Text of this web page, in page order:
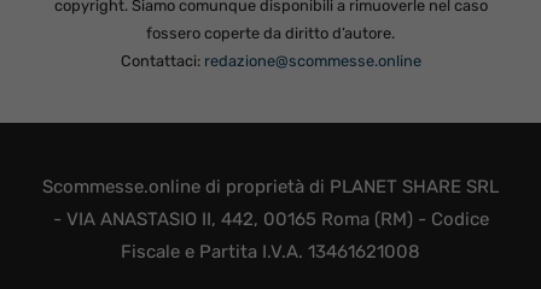
copyright. Siamo comunque disponibili a rimuoverle nel caso
fossero coperte da diritto d’autore.
Contattaci: redazione@scommesse.online
Scommesse.online di proprietà di PLANET SHARE SRL
- VIA ANASTASIO II, 442, 00165 Roma (RM) - Codice
Fiscale e Partita I.V.A. 13461621008